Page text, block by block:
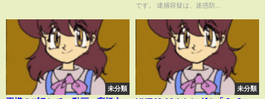
です。 逮捕容疑は、迷惑防...
未分類 未分類